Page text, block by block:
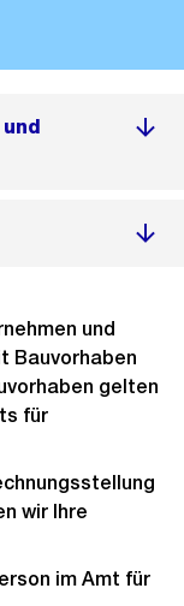
und
Bauvorhaben
gelten
für
wir Ihre
im Amt für